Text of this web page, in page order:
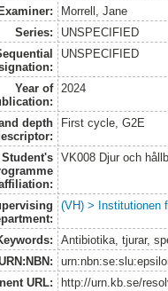
Morrell, Jane
Series:
UNSPECIFIED
UNSPECIFIED
Year of
2024
depth
First cycle, G2E
Student's
VK008 Djur och
(VH) > Institutionen
Antibiotika, tjurar,
URL:
http://urn.kb.se/